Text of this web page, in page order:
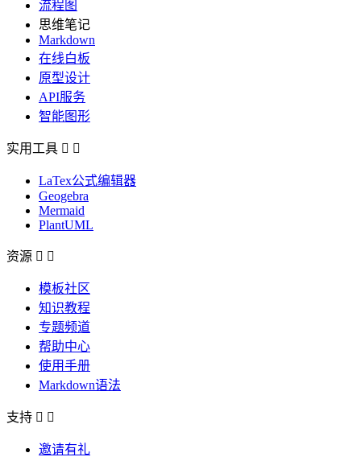
流程图
思维笔记
Markdown
在线白板
原型设计
API服务
智能图形
实用工具  
LaTex公式编辑器
Geogebra
Mermaid
PlantUML
资源  
模板社区
知识教程
专题频道
帮助中心
使用手册
Markdown语法
支持  
邀请有礼